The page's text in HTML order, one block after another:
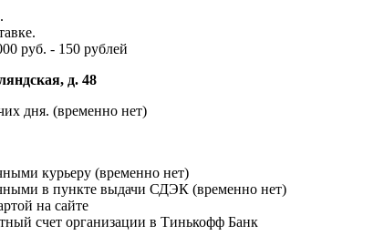
руб. - 150 рублей
д. 48
дня. (временно нет)
курьеру (временно нет)
в пункте выдачи СДЭК (временно нет)
на сайте
счет организации в Тинькофф Банк